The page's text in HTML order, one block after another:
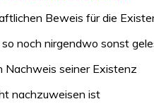
Beweis für die
noch nirgendwo sonst
Nachweis seiner Existenz
nachzuweisen ist